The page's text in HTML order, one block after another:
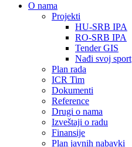
О nama
Projekti
HU-SRB IPA
RO-SRB IPA
Tender GIS
Nađi svoj sport
Plan rada
ICR Tim
Dokumenti
Reference
Drugi o nama
Izveštaji o radu
Finansije
Plan javnih nabavki